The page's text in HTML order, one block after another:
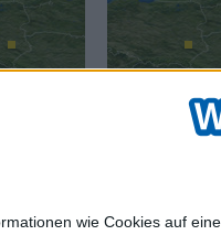
wie Cookies auf
Reisewetter: